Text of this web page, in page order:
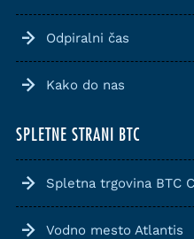
Odpiralni čas
Kako do nas
SPLETNE STRANI BTC
Spletna trgovina BTC
Vodno mesto Atlantis